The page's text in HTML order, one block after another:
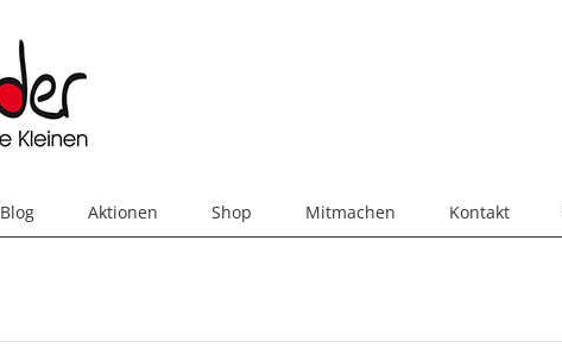
Blog Aktionen Shop Mitmachen Kontakt